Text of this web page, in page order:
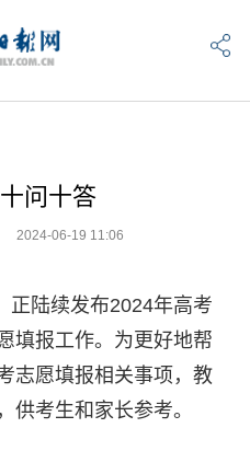
问十答
2024-06-19 11:06
正陆续发布2024年高考
填报工作。为更好地帮
志愿填报相关事项，教
供考生和家长参考。